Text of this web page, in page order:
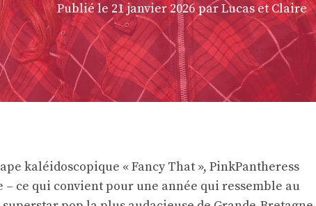
Publié le 21 janvier 2026 par Lucas et Claire
kaléidoscopique « Fancy That », PinkPantheress
ce qui convient pour une année qui ressemble au